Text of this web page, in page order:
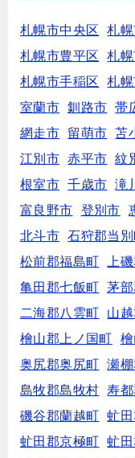
札幌市中央区 札
札幌市豊平区
札
札幌市手稲区
札
室蘭市
釧路市 帯
網走市
留萌市 苫
江別市
赤平市 紋
根室市
千歳市 滝
富良野市
登別市
北斗市
石狩郡当
松前郡福島町
上
亀田郡七飯町
茅
二海郡八雲町
山
檜山郡上ノ国町
奥尻郡奥尻町
瀬
島牧郡島牧村
寿
磯谷郡蘭越町
虻
虻田郡京極町
虻